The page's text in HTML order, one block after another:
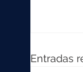
Entradas